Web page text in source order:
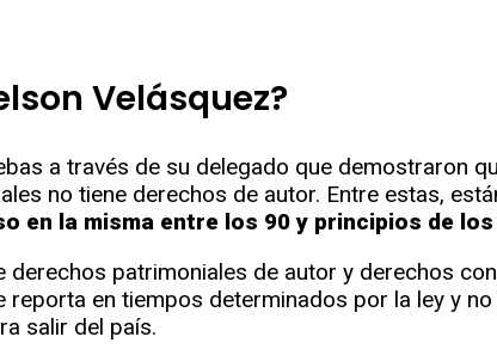
Velásquez?
a través de su delegado que demostraron
no tiene derechos de autor. Entre estas, están
en la misma entre los 90 y principios de los
patrimoniales de autor y derechos
en tiempos determinados por la ley y
salir del país.